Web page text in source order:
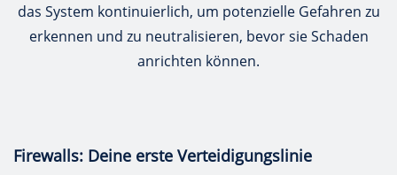
das System kontinuierlich, um potenzielle Gefahren zu
erkennen und zu neutralisieren, bevor sie Schaden
anrichten können.
Firewalls: Deine erste Verteidigungslinie